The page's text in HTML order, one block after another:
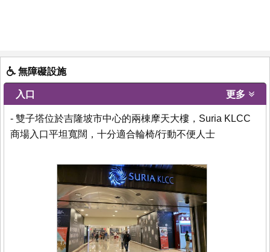
無障礙設施
入口 更多
- 雙子塔位於吉隆坡市中心的兩棟摩天大樓，Suria KLCC
商場入口平坦寬闊，十分適合輪椅/行動不便人士